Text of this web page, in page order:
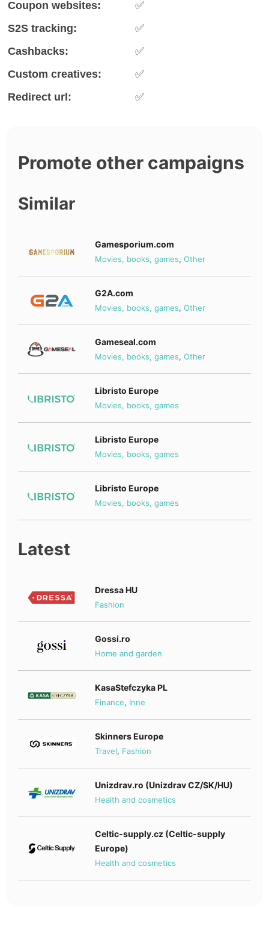
Coupon websites:
✅
S2S tracking:
✅
Cashbacks:
✅
Custom creatives:
✅
Redirect url:
✅
Promote other campaigns
Similar
Gamesporium.com
Movies, books, games, Other
G2A.com
Movies, books, games, Other
Gameseal.com
Movies, books, games, Other
Libristo Europe
Movies, books, games
Libristo Europe
Movies, books, games
Libristo Europe
Movies, books, games
Latest
Dressa HU
Fashion
Gossi.ro
Home and garden
KasaStefczyka PL
Finance, Inne
Skinners Europe
Travel, Fashion
Unizdrav.ro (Unizdrav CZ/SK/HU)
Health and cosmetics
Celtic-supply.cz (Celtic-supply
Europe)
Health and cosmetics